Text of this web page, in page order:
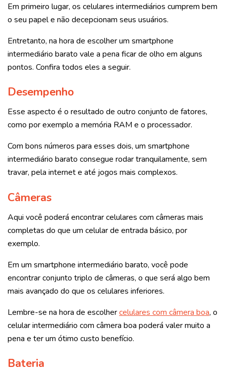
Em primeiro lugar, os celulares intermediários cumprem bem
o seu papel e não decepcionam seus usuários.
Entretanto, na hora de escolher um smartphone
intermediário barato vale a pena ficar de olho em alguns
pontos. Confira todos eles a seguir.
Desempenho
Esse aspecto é o resultado de outro conjunto de fatores,
como por exemplo a memória RAM e o processador.
Com bons números para esses dois, um smartphone
intermediário barato consegue rodar tranquilamente, sem
travar, pela internet e até jogos mais complexos.
Câmeras
Aqui você poderá encontrar celulares com câmeras mais
completas do que um celular de entrada básico, por
exemplo.
Em um smartphone intermediário barato, você pode
encontrar conjunto triplo de câmeras, o que será algo bem
mais avançado do que os celulares inferiores.
Lembre-se na hora de escolhercelulares com câmera boa, o
celular intermediário com câmera boa poderá valer muito a
pena e ter um ótimo custo benefício.
Bateria